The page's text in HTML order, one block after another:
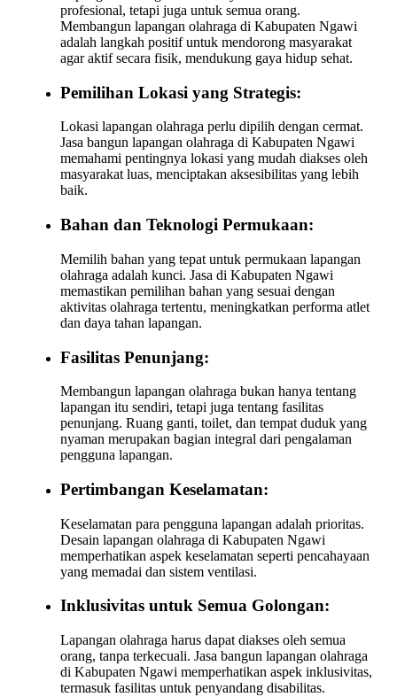
profesional, tetapi juga untuk semua orang.
Membangun lapangan olahraga di Kabupaten Ngawi
adalah langkah positif untuk mendorong masyarakat
agar aktif secara fisik, mendukung gaya hidup sehat.
Pemilihan Lokasi yang Strategis:
Lokasi lapangan olahraga perlu dipilih dengan cermat.
Jasa bangun lapangan olahraga di Kabupaten Ngawi
memahami pentingnya lokasi yang mudah diakses oleh
masyarakat luas, menciptakan aksesibilitas yang lebih
baik.
Bahan dan Teknologi Permukaan:
Memilih bahan yang tepat untuk permukaan lapangan
olahraga adalah kunci. Jasa di Kabupaten Ngawi
memastikan pemilihan bahan yang sesuai dengan
aktivitas olahraga tertentu, meningkatkan performa atlet
dan daya tahan lapangan.
Fasilitas Penunjang:
Membangun lapangan olahraga bukan hanya tentang
lapangan itu sendiri, tetapi juga tentang fasilitas
penunjang. Ruang ganti, toilet, dan tempat duduk yang
nyaman merupakan bagian integral dari pengalaman
pengguna lapangan.
Pertimbangan Keselamatan:
Keselamatan para pengguna lapangan adalah prioritas.
Desain lapangan olahraga di Kabupaten Ngawi
memperhatikan aspek keselamatan seperti pencahayaan
yang memadai dan sistem ventilasi.
Inklusivitas untuk Semua Golongan:
Lapangan olahraga harus dapat diakses oleh semua
orang, tanpa terkecuali. Jasa bangun lapangan olahraga
di Kabupaten Ngawi memperhatikan aspek inklusivitas,
termasuk fasilitas untuk penyandang disabilitas.